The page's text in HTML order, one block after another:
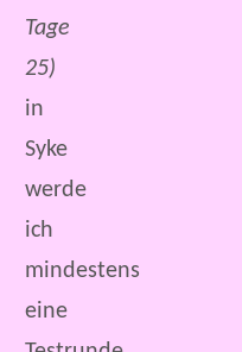
Tage
25)
in
Syke
werde
ich
mindestens
eine